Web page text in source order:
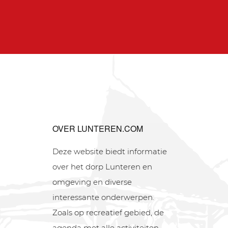
OVER LUNTEREN.COM
Deze website biedt informatie
over het dorp Lunteren en
omgeving en diverse
interessante onderwerpen.
Zoals op recreatief gebied, de